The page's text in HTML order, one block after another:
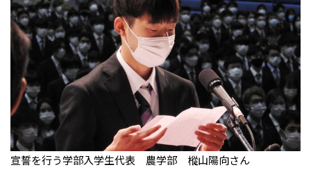
宣誓を行う学部入学生代表 農学部 樅山陽向さん